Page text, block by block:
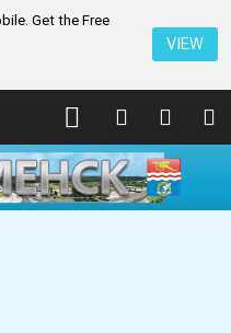
Get the Free
VIEW